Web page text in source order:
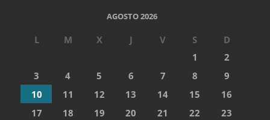
AGOSTO 2026
L M X J V S
D
1
2
3
4 5 6 7 8
9
10
11 12 13 14 15
16
17
18 19 20 21 22
23